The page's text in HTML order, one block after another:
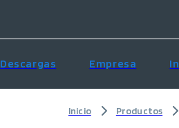
Descargas Empresa
Inicio Productos